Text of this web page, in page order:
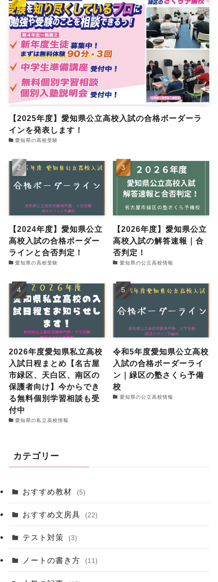
【2025年度】愛知県公立高校入試の合格ボーダーラ
インを発表します！
愛知県の高校受験
【2024年度】愛知県公立
高校入試の合格ボーダー
ラインと合否判定！
愛知県の高校受験
【2026年度】愛知県公立
高校入試の解答速報｜合
否判定！
愛知県の公立高校情報
2026年度愛知県私立高校
入試日程まとめ【名古屋
市緑区、天白区、南区の
保護者向け】今からでき
る無料個別学習相談も受
付中
愛知県の私立高校情報
令和5年度愛知県公立高校
入試の合格ボーダーライ
ン｜緑区の塾さくら予備
校
愛知県の公立高校情報
カテゴリー
おすすめ教材 (5)
おすすめ文房具 (22)
テスト対策 (3)
ノートの書き方 (11)